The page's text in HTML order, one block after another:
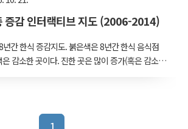
증감 인터랙티브 지도 (2006-2014)
간 한식 증감지도. 붉은색은 8년간 한식 음식점
감소한 곳이다. 진한 곳은 많이 증가(혹은 감소)
다. 휴대폰에서는 약간 다루기가 까다로울 것이